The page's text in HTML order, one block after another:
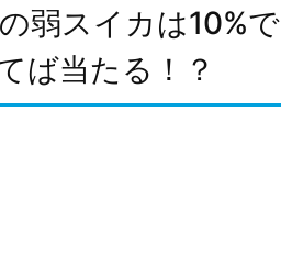
弱スイカは10%で
ば当たる！？